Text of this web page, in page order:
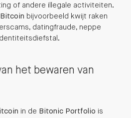
of andere illegale activiteiten.
Bitcoin bijvoorbeeld kwijt raken
datingfraude, neppe
het bewaren van
in de Bitonic Portfolio is